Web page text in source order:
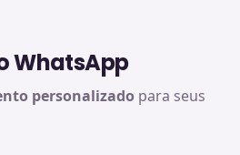
WhatsApp
personalizado para seus